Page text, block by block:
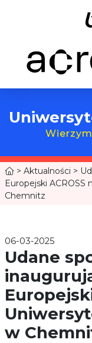
> Aktualności >
Europejski
Chemnitz
06-03-2025
Udane
w